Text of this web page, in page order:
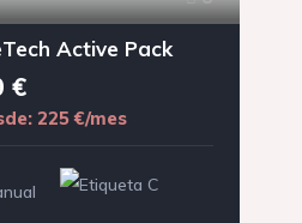
Active Pack
€
225 €/mes